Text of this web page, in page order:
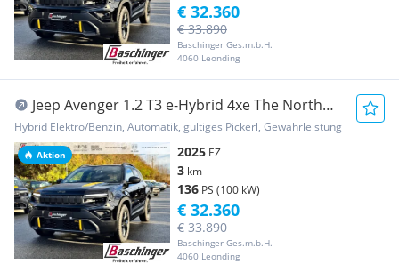
Baschinger Ges.m.b.H.
4060 Leonding
€ 33.890
€ 32.360
Aktion
Jeep Avenger 1.2 T3 e-Hybrid 4xe The North
Face e-DCT6
Hybrid Elektro/Benzin, Automatik, gültiges Pickerl, Gewährleistung
2025 EZ
3 km
136 PS (100 kW)
Baschinger Ges.m.b.H.
4060 Leonding
€ 33.890
€ 32.360